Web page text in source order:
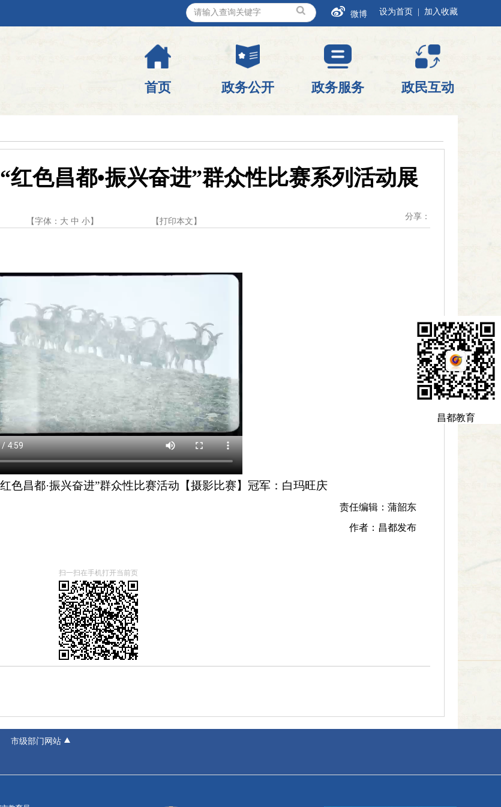
微博 设为首页 | 加入收藏
首页 政务公开 政务服务 政民互动
红色昌都•振兴奋进”群众性比赛系列活动展
【字体： 大 中 小】 【打印本文 】
分享：
色昌都·振兴奋进”群众性比赛活动【摄影比赛】冠军：白玛旺庆
责任编辑：蒲韶东
作者：昌都发布
扫一扫在手机打开当前页
昌都教育
市级部门网站